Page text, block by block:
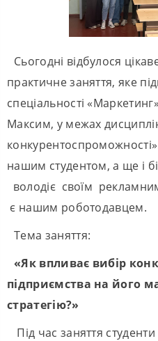
Сьогодні відбулося
практичне заняття, яке
спеціальності
Максим, у межах
нашим студентом, а ще і
володіє своїм
є нашим роботодавцем.
Тема заняття:
«Як впливає вибір
підприємства на його
стратегію?»
Під час заняття